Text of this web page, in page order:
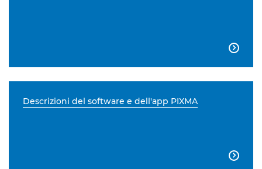

Descrizioni del software e dell'app PIXMA
